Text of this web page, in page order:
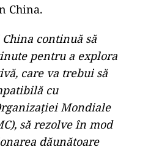
China.
continuă să
pentru a explora
care va trebui să
cu
Mondiale
să rezolve în mod
dăunătoare